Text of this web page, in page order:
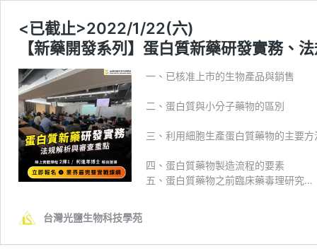
<已截止>2022/1/22(六)
【新藥開發系列】蛋白質新藥研發實務、
一、已核准上市的生物產品與銷售
二、蛋白質與小分子藥物的區別
三、利用細胞生產蛋白質藥物的主要方
四、蛋白質藥物製造流程的要素
五、蛋白質藥物之前臨床藥毒理研究…
台灣光鹽生物科技學苑